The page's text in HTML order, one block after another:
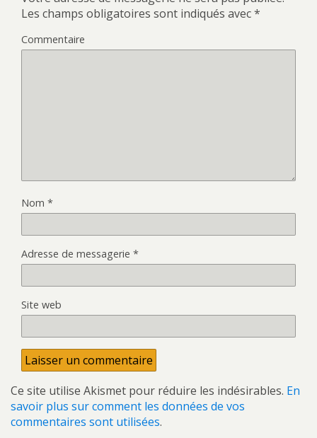
Les champs obligatoires sont indiqués avec*
Commentaire
Nom *
Adresse de messagerie *
Site web
Ce site utilise Akismet pour réduire les indésirables. En
savoir plus sur comment les données de vos
commentaires sont utilisées.